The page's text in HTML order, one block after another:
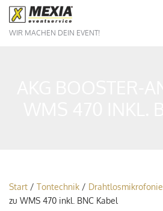
WIR MACHEN DEIN EVENT!
Start / Tontechnik / Drahtlosmikrofonie
zu WMS 470 inkl. BNC Kabel